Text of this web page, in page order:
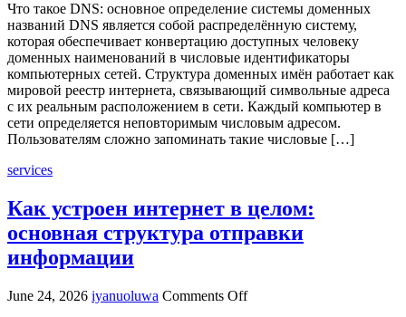
такое
DNS:
основное
определение
системы
доменных
названий
Что такое DNS: основное определение системы доменных
названий DNS является собой распределённую систему,
которая обеспечивает конвертацию доступных человеку
доменных наименований в числовые идентификаторы
компьютерных сетей. Структура доменных имён работает как
мировой реестр интернета, связывающий символьные адреса
с их реальным расположением в сети. Каждый компьютер в
сети определяется неповторимым числовым адресом.
Пользователям сложно запоминать такие числовые […]
services
Как устроен интернет в целом:
основная структура отправки
информации
June 24, 2026 iyanuoluwa Comments Offon